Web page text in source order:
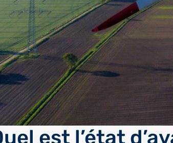
est l’état